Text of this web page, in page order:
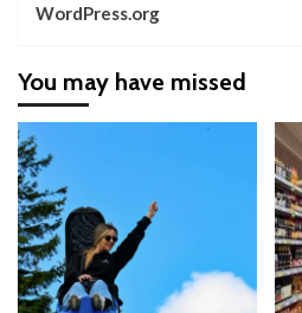
WordPress.org
You may have missed